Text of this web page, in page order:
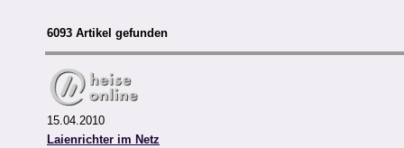
6093 Artikel gefunden
15.04.2010
Laienrichter im Netz